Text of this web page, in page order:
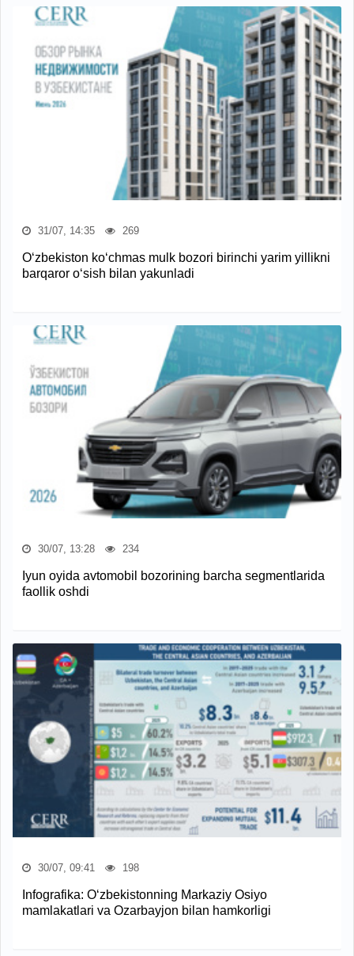
31/07, 14:35 269
O‘zbekiston ko‘chmas mulk bozori birinchi yarim yillikni
barqaror o‘sish bilan yakunladi
30/07, 13:28 234
Iyun oyida avtomobil bozorining barcha segmentlarida
faollik oshdi
30/07, 09:41 198
Infografika: O‘zbekistonning Markaziy Osiyo
mamlakatlari va Ozarbayjon bilan hamkorligi